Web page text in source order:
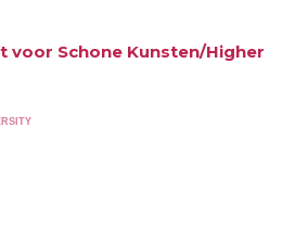
voor Schone Kunsten/Higher